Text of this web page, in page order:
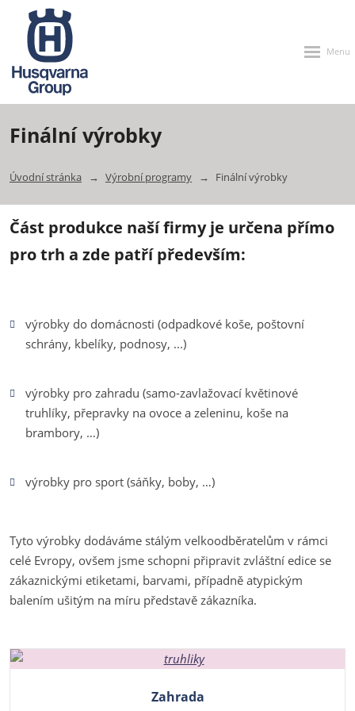
Finální výrobky
Úvodní stránka Výrobní programy Finální výrobky
Část produkce naší firmy je určena přímo
pro trh a zde patří především:
výrobky do domácnosti (odpadkové koše, poštovní
schrány, kbelíky, podnosy, ...)
výrobky pro zahradu (samo-zavlažovací květinové
truhlíky, přepravky na ovoce a zeleninu, koše na
brambory, …)
výrobky pro sport (sáňky, boby, …)
Tyto výrobky dodáváme stálým velkoodběratelům v rámci
celé Evropy, ovšem jsme schopni připravit zvláštní edice se
zákaznickými etiketami, barvami, případně atypickým
balením ušitým na míru představě zákazníka.
Zahrada